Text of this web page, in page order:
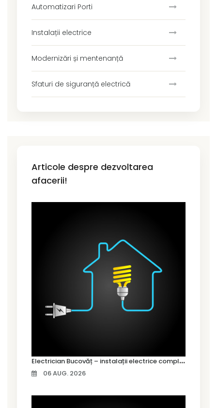
Automatizari Porti
Instalații electrice
Modernizări și mentenanță
Sfaturi de siguranță electrică
Articole despre dezvoltarea
afacerii!
E
lectrician Bucovăț – instalații electrice complete pentru case noi
06 AUG. 2026